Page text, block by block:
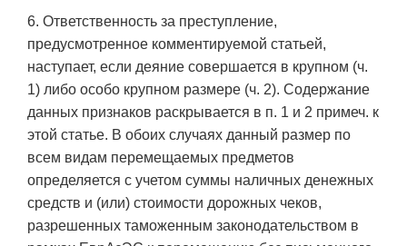
6. Ответственность за преступление,
предусмотренное комментируемой статьей,
наступает, если деяние совершается в крупном (ч.
1) либо особо крупном размере (ч. 2). Содержание
данных признаков раскрывается в п. 1 и 2 примеч. к
этой статье. В обоих случаях данный размер по
всем видам перемещаемых предметов
определяется с учетом суммы наличных денежных
средств и (или) стоимости дорожных чеков,
разрешенных таможенным законодательством в